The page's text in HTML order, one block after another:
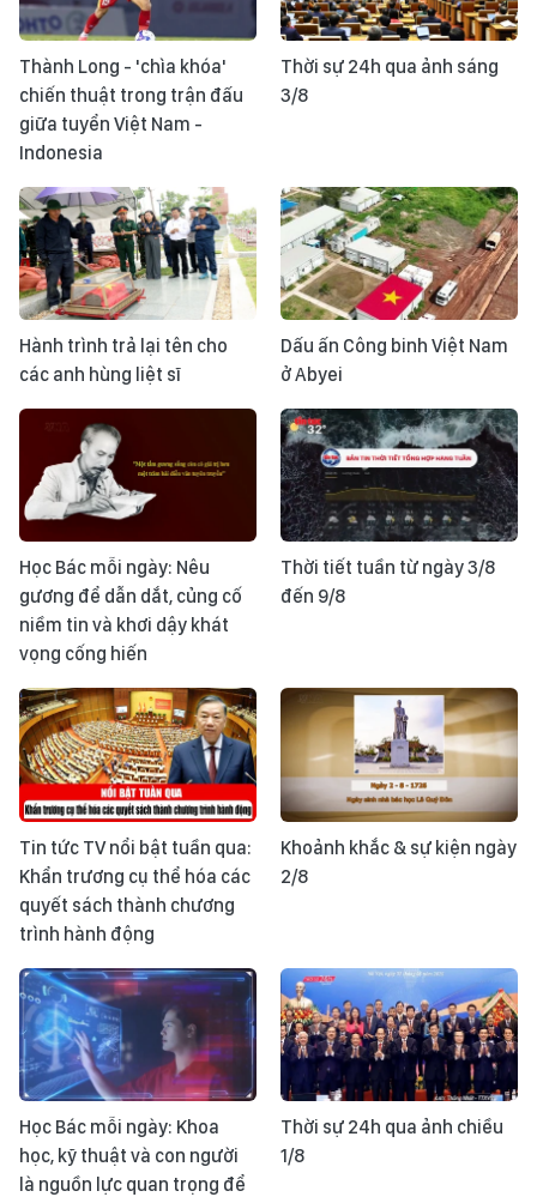
Thành Long - 'chìa khóa'
chiến thuật trong trận đấu
giữa tuyển Việt Nam -
Indonesia
Thời sự 24h qua ảnh sáng
3/8
Hành trình trả lại tên cho
các anh hùng liệt sĩ
Dấu ấn Công binh Việt Nam
ở Abyei
Học Bác mỗi ngày: Nêu
gương để dẫn dắt, củng cố
niềm tin và khơi dậy khát
vọng cống hiến
Thời tiết tuần từ ngày 3/8
đến 9/8
Tin tức TV nổi bật tuần qua:
Khẩn trương cụ thể hóa các
quyết sách thành chương
trình hành động
Khoảnh khắc & sự kiện ngày
2/8
Học Bác mỗi ngày: Khoa
học, kỹ thuật và con người
là nguồn lực quan trọng để
Thời sự 24h qua ảnh chiều
1/8